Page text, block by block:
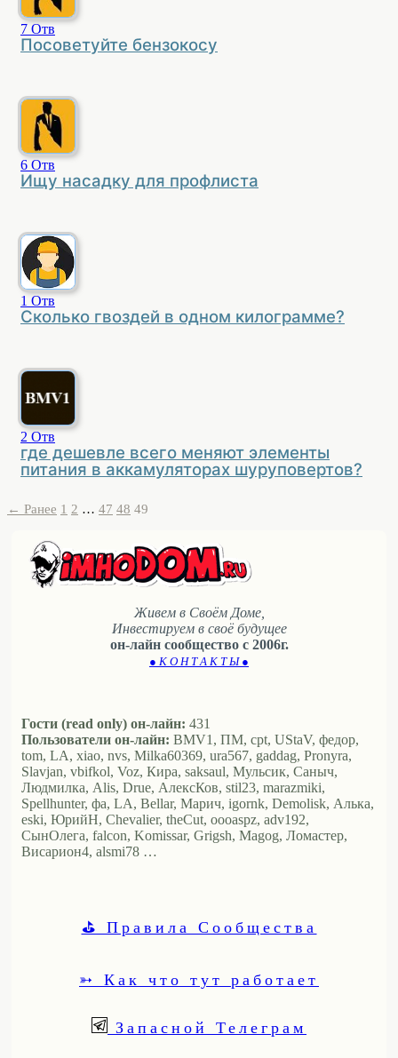
7 Отв
Посоветуйте бензокосу
6 Отв
Ищу насадку для профлиста
1 Отв
Сколько гвоздей в одном килограмме?
2 Отв
где дешевле всего меняют элементы
питания в аккамуляторах шуруповертов?
← Ранее 1 2 … 47 48 49
Живем в Своём Доме,
Инвестируем в своё будущее
он-лайн сообщество с 2006г.
● К О Н Т А К Т Ы ●
Гости (read only) он-лайн: 431
Пользователи он-лайн: BMV1, ПМ, cpt, UStaV, федор,
tom, LA, xiao, nvs, Milka60369, ura567, gaddag, Pronyra,
Slavjan, vbifkol, Voz, Кира, saksaul, Мульсик, Саныч,
Людмилка, Alis, Drue, АлексКов, stil23, marazmiki,
Spellhunter, фа, LA, Bellar, Марич, igornk, Demolisk, Алька,
eski, ЮрийН, Chevalier, theCut, oooaspz, adv192,
СынОлега, falcon, Komissar, Grigsh, Magog, Ломастер,
Висариoн4, alsmi78 …
⛳ Правила Сообщества
➳ Как что тут работает
Запасной Телеграм